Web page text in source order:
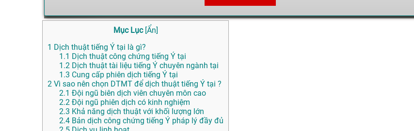
Mục Lục [Ẩn]
1 Dịch thuật tiếng Ý tại là gì?
1.1 Dịch thuật công chứng tiếng Ý tại
1.2 Dịch thuật tài liệu tiếng Ý chuyên ngành tại
1.3 Cung cấp phiên dịch tiếng Ý tại
2 Vì sao nên chọn DTMT để dịch thuật tiếng Ý tại ?
2.1 Đội ngũ biên dịch viên chuyên môn cao
2.2 Đội ngũ phiên dịch có kinh nghiệm
2.3 Khả năng dịch thuật với khối lượng lớn
2.4 Bản dịch công chứng tiếng Ý pháp lý đầy đủ